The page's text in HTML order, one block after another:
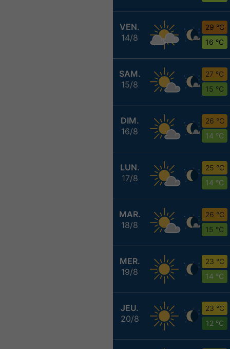
VEN.
14/8
29 °C
16 °C
SAM.
15/8
27 °C
15 °C
DIM.
16/8
26 °C
14 °C
LUN.
17/8
25 °C
14 °C
MAR.
18/8
26 °C
15 °C
MER.
19/8
23 °C
14 °C
JEU.
20/8
23 °C
12 °C